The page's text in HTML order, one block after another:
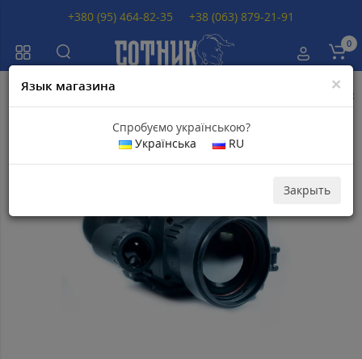
0
Тепловизионные прицелы Delta
×
Язык магазина
Спробуємо українською?
Українська
RU
Закрыть
+380 (95) 464-82-35 +38 (063) 879-21-91